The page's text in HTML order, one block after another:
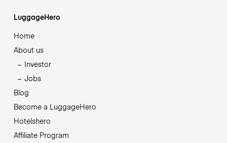
LuggageHero
Home
About us
Investor
Jobs
Blog
Become a LuggageHero
Hotelshero
Affiliate Program